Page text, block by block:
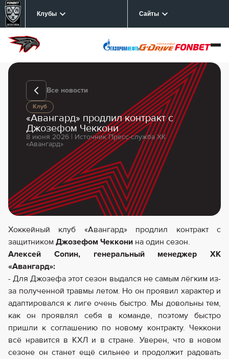
Клубы Сайты
Все новости
Клуб
«Авангард» продлил контракт с
Джозефом Чеккони
8 июня 2026 | Источник Пресс-служба ХК
«Авангард»
Хоккейный клуб «Авангард» продлил контракт с
защитником Джозефом Чеккони на один сезон.
Алексей Сопин, генеральный менеджер ХК
«Авангард»:
- Для Джозефа этот сезон выдался не самым лёгким из-
за полученной травмы летом. Но он проявил характер и
адаптировался к лиге очень быстро. Мы довольны тем,
как он проявлял себя в команде, поэтому быстро
пришли к соглашению по новому контракту. Чеккони
всё нравится в КХЛ и в стране. Уверен, что в новом
сезоне он станет ещё сильнее и продолжит радовать